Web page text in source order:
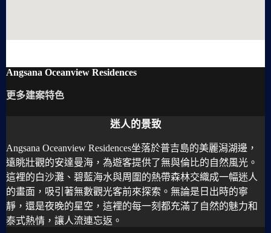
Angsana Oceanview Residences
更多建案特色
迷人的景致
Angsana Oceanview Residences坐落於普吉島的美麗潟湖邊，
遠眺壯觀的安達曼海，為遊客提供了無與倫比的自然風光。
這裡的白沙灘、碧藍海水與周圍的熱帶森林交織成一幅迷人
的畫面，吸引著無數觀光客前來探索。無論是日出時的寧
靜，還是夜晚的星空，這裡的每一刻都充滿了自然的魅力和
泰式熱情，讓人流連忘返。